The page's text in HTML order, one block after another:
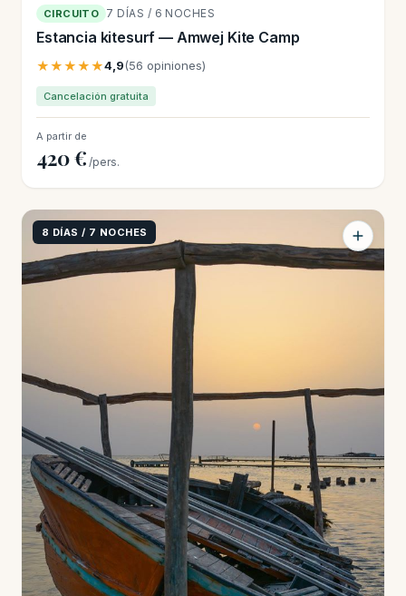
CIRCUITO 7 DÍAS / 6 NOCHES
Estancia kitesurf — Amwej Kite Camp
★★★★★4,9(56 opiniones)
Cancelación gratuita
A partir de
420 € /pers.
8 DÍAS / 7 NOCHES